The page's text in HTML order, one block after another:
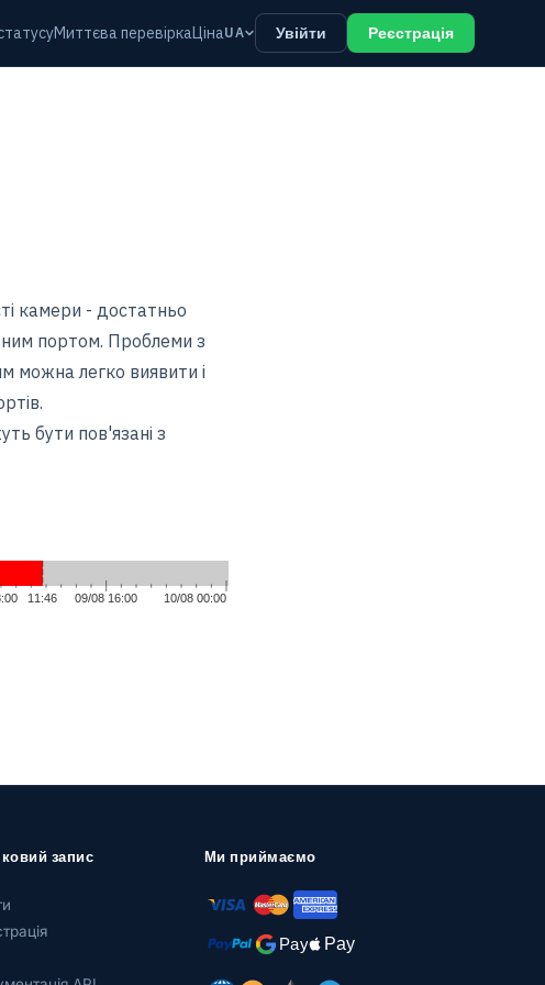
Миттєва перевіркаЦіна UA Увійти Реєстрація
камери - достатньо
портом. Проблеми з
можна легко виявити і
бути пов'язані з
запис Ми приймаємо